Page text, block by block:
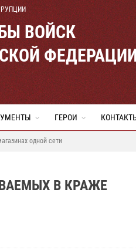
ВОЙСК
ГЕРОИ
одной сети
В КРАЖЕ